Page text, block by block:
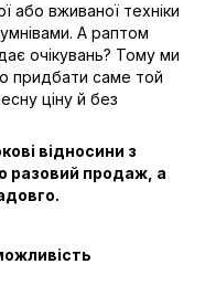
або вживаної техніки
А раптом
очікувань? Тому ми
придбати саме той
ціну й без
відносини з
разовий продаж, а